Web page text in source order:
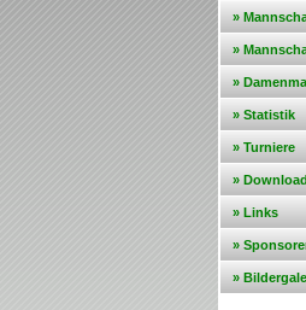
»
»
»
» Statistik
» Turniere
»
» Links
»
»